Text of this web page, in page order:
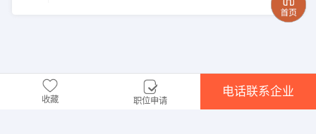
收藏 职位申请
电话联系企业